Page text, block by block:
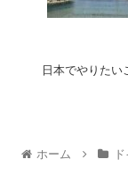
日本でやりたい
ホーム